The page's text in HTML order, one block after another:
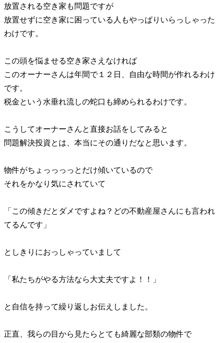
放置される空き家も問題ですが
放置せずに空き家に困っている人もやっぱりいらっしゃった
わけです。
この頭を悩ませる空き家さえなければ
このオーナーさんは年間で１２日、自由な時間が作れるわけ
です。
税金という水垂れ流しの蛇口も締められるわけです。
こうしてオーナーさんと直接お話をしてみると
問題解決投資とは、本当にその通りだなと思います。
物件がちょっっっっとだけ傾いているので
それをかなり気にされていて
「この傾きだとダメですよね？どの不動産屋さんにも言われ
てるんです」
としきりにおっしゃっていまして
「私たちがやる方法なら大丈夫ですよ！！」
と自信を持って繰り返しお伝えしました。
正直、我らの目から見たらとても綺麗な部類の物件で